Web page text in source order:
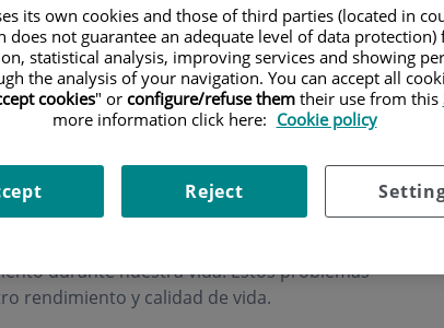
a las que nos tenemos que enfrentar
durante nuestra vida. Estos problemas
rendimiento y calidad de vida.
its own cookies and those of third parties (located in
does not guarantee an adequate level of data protection)
statistical analysis, improving services and showing
the analysis of your navigation. You can accept all
cookies" or configure/refuse themtheir use from this
more information click here: Cookie policy
Reject